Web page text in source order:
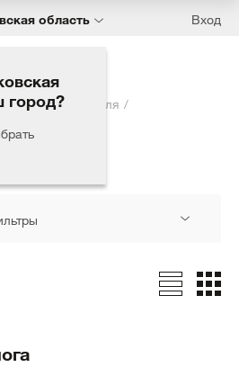
область Вход
автомобиля
147мм/М14